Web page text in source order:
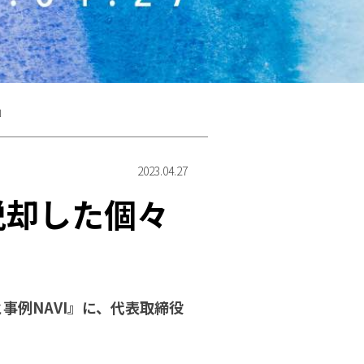
2023.04.27
した個々
例NAVI』に、代表取締役